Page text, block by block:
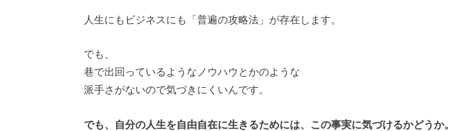
人生にもビジネスにも「普遍の攻略法」が存在します。
でも、
巷で出回っているようなノウハウとかのような
派手さがないので気づきにくいんです。
でも、自分の人生を自由自在に生きるためには、この事実に気づけるかどうか。